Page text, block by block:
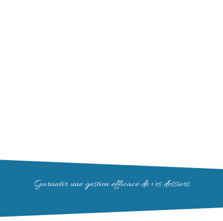
Garantir une gestion efficace de vos dossiers